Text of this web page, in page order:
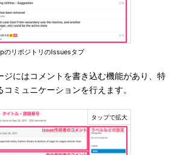
リポジトリのIssuesタブ
にはコメントを書き込む機能があり、特
ミュニケーションを行えます。